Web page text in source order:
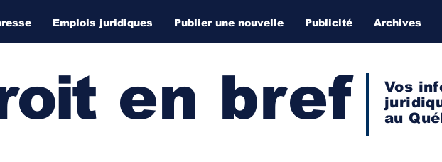
Emplois juridiques Publier une nouvelle Publicité Archives
t en bref
Vos
au